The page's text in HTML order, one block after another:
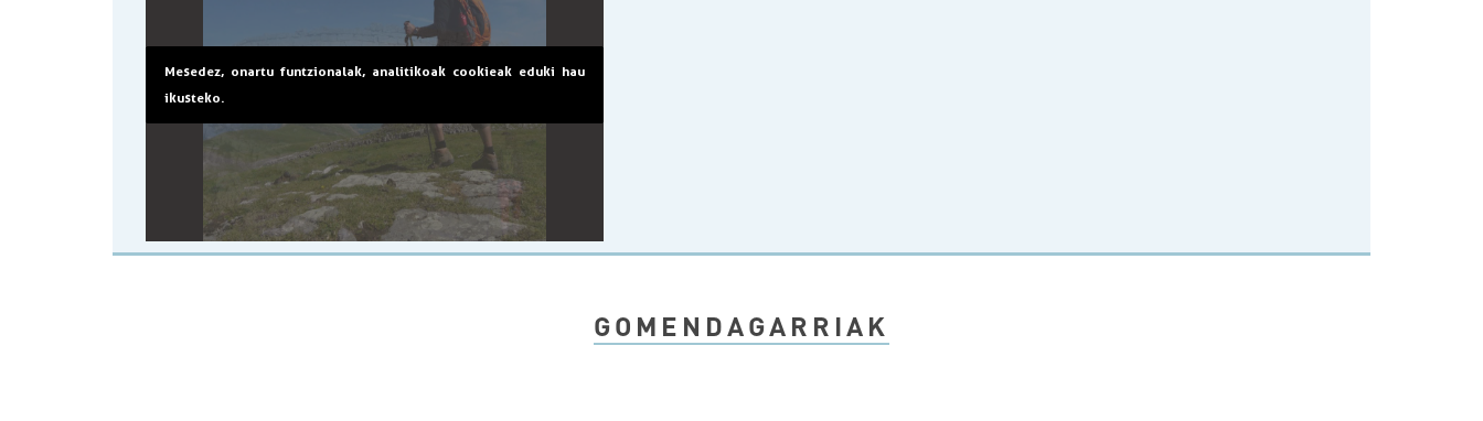
Mesedez, onartu funtzionalak, analitikoak cookieak eduki hau
ikusteko.
GOMENDAGARRIAK